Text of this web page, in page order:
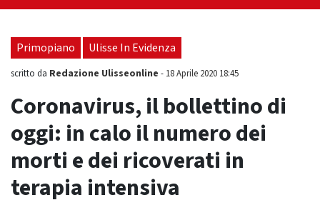
seduta consiliare: “Serve chiarezza!”"
Primopiano Ulisse In Evidenza
scritto da Redazione Ulisseonline - 18 Aprile 2020 18:45
Coronavirus, il bollettino di
oggi: in calo il numero dei
morti e dei ricoverati in
terapia intensiva